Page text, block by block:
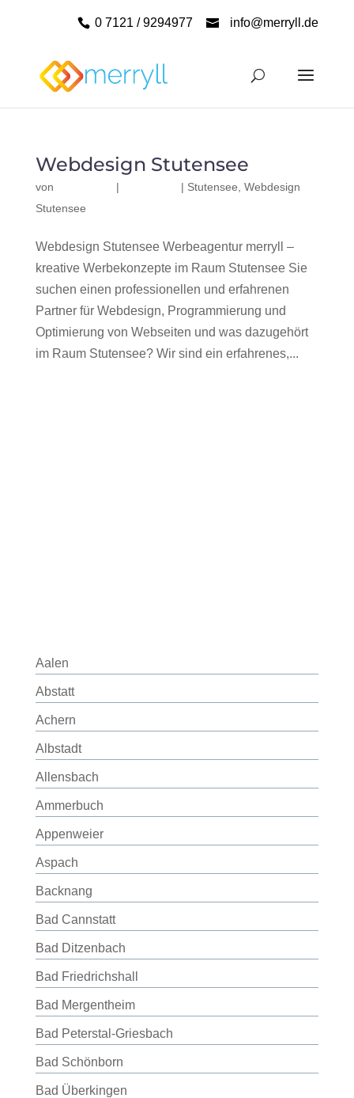
0 7121 / 9294977 info@merryll.de
Webdesign Stutensee
von | | Stutensee Webdesign
Stutensee
Webdesign Stutensee Werbeagentur merryll –
kreative Werbekonzepte im Raum Stutensee Sie
suchen einen professionellen und erfahrenen
Partner für Webdesign, Programmierung und
Optimierung von Webseiten und was dazugehört
im Raum Stutensee? Wir sind ein erfahrenes,...
Aalen
Abstatt
Achern
Albstadt
Allensbach
Ammerbuch
Appenweier
Aspach
Backnang
Bad Cannstatt
Bad Ditzenbach
Bad Friedrichshall
Bad Mergentheim
Bad Peterstal-Griesbach
Bad Schönborn
Bad Überkingen